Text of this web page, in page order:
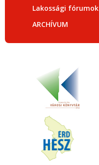
Lakossági fórumok
ARCHÍVUM